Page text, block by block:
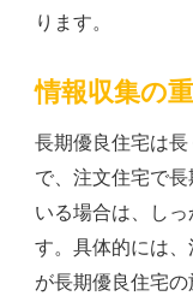
ります。
情報収集の
長期優良住宅は
で、注文住宅で
いる場合は、し
す。具体的には
が長期優良住宅